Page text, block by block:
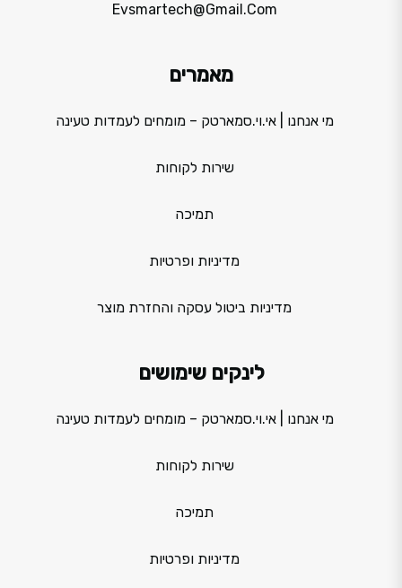
Evsmartech@gmail.com
מאמרים
מי אנחנו | אי.וי.סמארטק – מומחים לעמדות טעינה
שירות לקוחות
תמיכה
מדיניות ופרטיות
מדיניות ביטול עסקה והחזרת מוצר
לינקים שימושים
מי אנחנו | אי.וי.סמארטק – מומחים לעמדות טעינה
שירות לקוחות
תמיכה
מדיניות ופרטיות